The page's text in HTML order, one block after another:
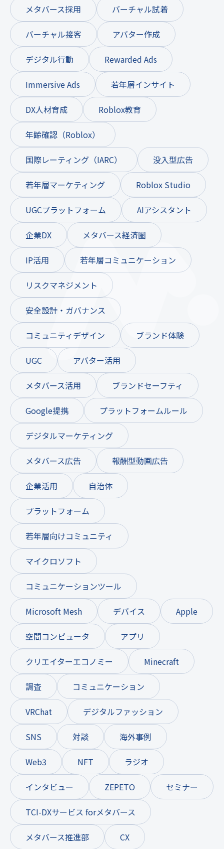
メタバース採用 バーチャル試着
バーチャル接客 アバター作成
デジタル行動 Rewarded Ads
Immersive Ads 若年層インサイト
DX人材育成 Roblox教育
年齢確認（Roblox）
国際レーティング（IARC） 没入型広告
若年層マーケティング Roblox Studio
UGCプラットフォーム AIアシスタント
企業DX メタバース経済圏
IP活用 若年層コミュニケーション
リスクマネジメント
安全設計・ガバナンス
コミュニティデザイン ブランド体験
UGC アバター活用
メタバース活用 ブランドセーフティ
Google提携 プラットフォームルール
デジタルマーケティング
メタバース広告 報酬型動画広告
企業活用 自治体
プラットフォーム
若年層向けコミュニティ
マイクロソフト
コミュニケーションツール
Microsoft Mesh デバイス Apple
空間コンピュータ アプリ
クリエイターエコノミー Minecraft
調査 コミュニケーション
VRChat デジタルファッション
SNS 対談 海外事例
Web3 NFT ラジオ
インタビュー ZEPETO セミナー
TCI-DXサービス forメタバース
メタバース推進部 CX